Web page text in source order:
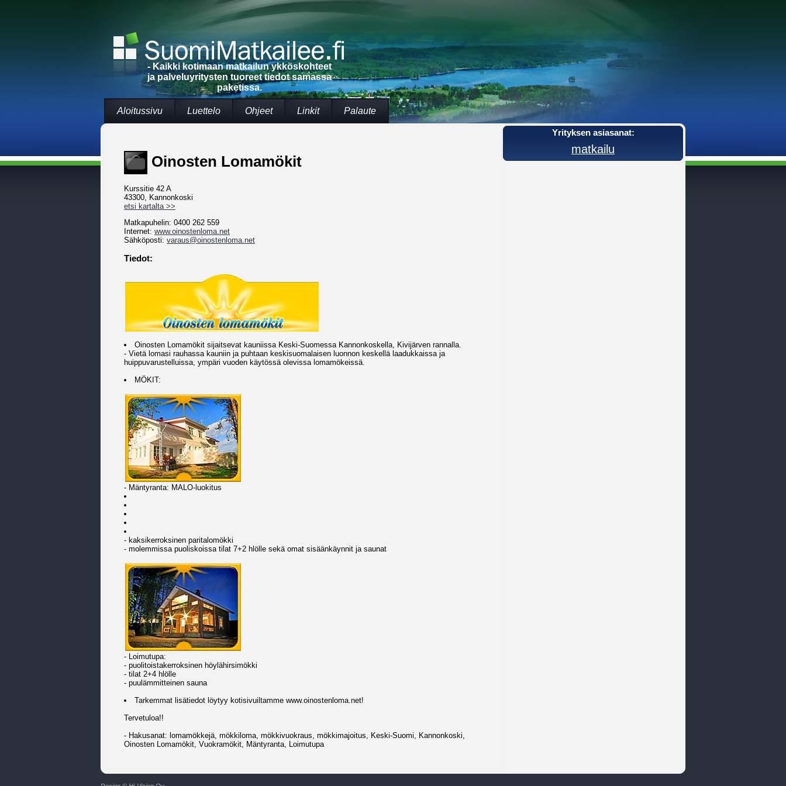
- Kaikki kotimaan matkailun ykköskohteet
ja palveluyritysten tuoreet tiedot samassa
paketissa.
Aloitussivu Luettelo Ohjeet Linkit Palaute
Oinosten Lomamökit
Kurssitie 42 A
43300, Kannonkoski
etsi kartalta >>
Matkapuhelin: 0400 262 559
Internet: www.oinostenloma.net
Sähköposti: varaus@oinostenloma.net
Tiedot:
Oinosten Lomamökit sijaitsevat kauniissa Keski-Suomessa Kannonkoskella, Kivijärven rannalla.
- Vietä lomasi rauhassa kauniin ja puhtaan keskisuomalaisen luonnon keskellä laadukkaissa ja
huippuvarustelluissa, ympäri vuoden käytössä olevissa lomamökeissä.
MÖKIT:
- Mäntyranta: MALO-luokitus
- kaksikerroksinen paritalomökki
- molemmissa puoliskoissa tilat 7+2 hlölle sekä omat sisäänkäynnit ja saunat
- Loimutupa:
- puolitoistakerroksinen höylähirsimökki
- tilat 2+4 hlölle
- puulämmitteinen sauna
Tarkemmat lisätiedot löytyy kotisivuiltamme www.oinostenloma.net!
Tervetuloa!!
- Hakusanat: lomamökkejä, mökkiloma, mökkivuokraus, mökkimajoitus, Keski-Suomi, Kannonkoski,
Oinosten Lomamökit, Vuokramökit, Mäntyranta, Loimutupa
Yrityksen asiasanat:
matkailu